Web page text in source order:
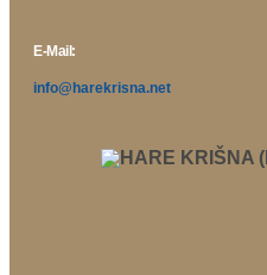
E-Mail:
info@harekrisna.net